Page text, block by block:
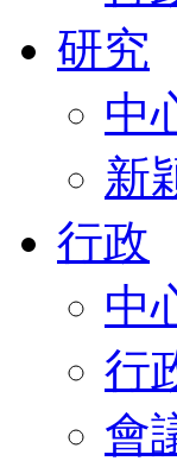
研究
中
新
行政
中
行
會